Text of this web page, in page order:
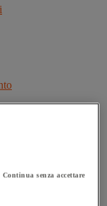
Continua senza accettare